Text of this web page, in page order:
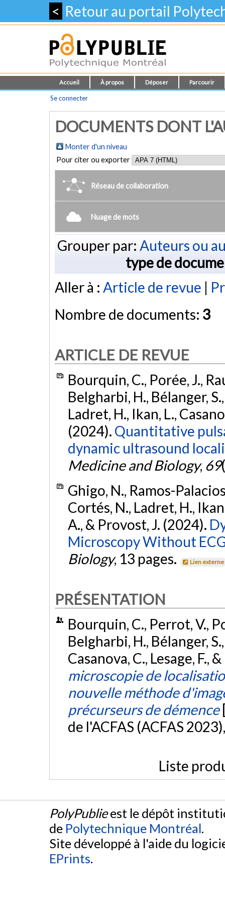
< Retour au portail
Accueil À propos Déposer Parcourir
Se connecter
DOCUMENTS DONT
Monter d'un niveau
Pour citer ou exporter
Réseau de collaboration
Nuage de mots
Grouper par: Auteurs ou
type de
Aller à : Article de revue |
Nombre de documents: 3
ARTICLE DE REVUE
Bourquin, C., Porée, J.,
Belgharbi, H., Bélanger,
Ladret, H., Ikan, L.,
(2024). Quantitative
dynamic ultrasound
Medicine and Biology, 69
Ghigo, N., Ramos-
Cortés, N., Ladret, H.,
A., & Provost, J. (2024).
Microscopy Without
Biology, 13 pages. Lien externe
PRÉSENTATION
Bourquin, C., Perrot, V.,
Belgharbi, H., Bélanger,
Casanova, C., Lesage, F.,
microscopie de
nouvelle méthode
précurseurs de démence
de l'ACFAS (ACFAS
Liste
PolyPublieest le dépôt
de Polytechnique Montréal.
Site développé à l'aide du
EPrints.